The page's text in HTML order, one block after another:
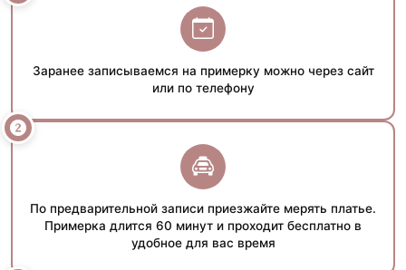
Заранее записываемся на примерку можно через сайт
или по телефону
По предварительной записи приезжайте мерять платье.
Примерка длится 60 минут и проходит бесплатно в
удобное для вас время